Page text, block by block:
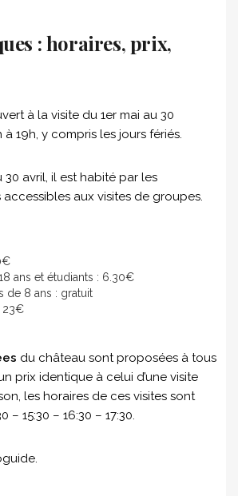
: horaires, prix,
à la visite du 1er mai au 30
19h, y compris les jours fériés.
avril, il est habité par les
aux visites de groupes.
ans et étudiants : 6.30€
de 8 ans : gratuit
23€
du château sont proposées à tous
prix identique à celui d’une visite
les horaires de ces visites sont
– 15:30 – 16:30 – 17:30.